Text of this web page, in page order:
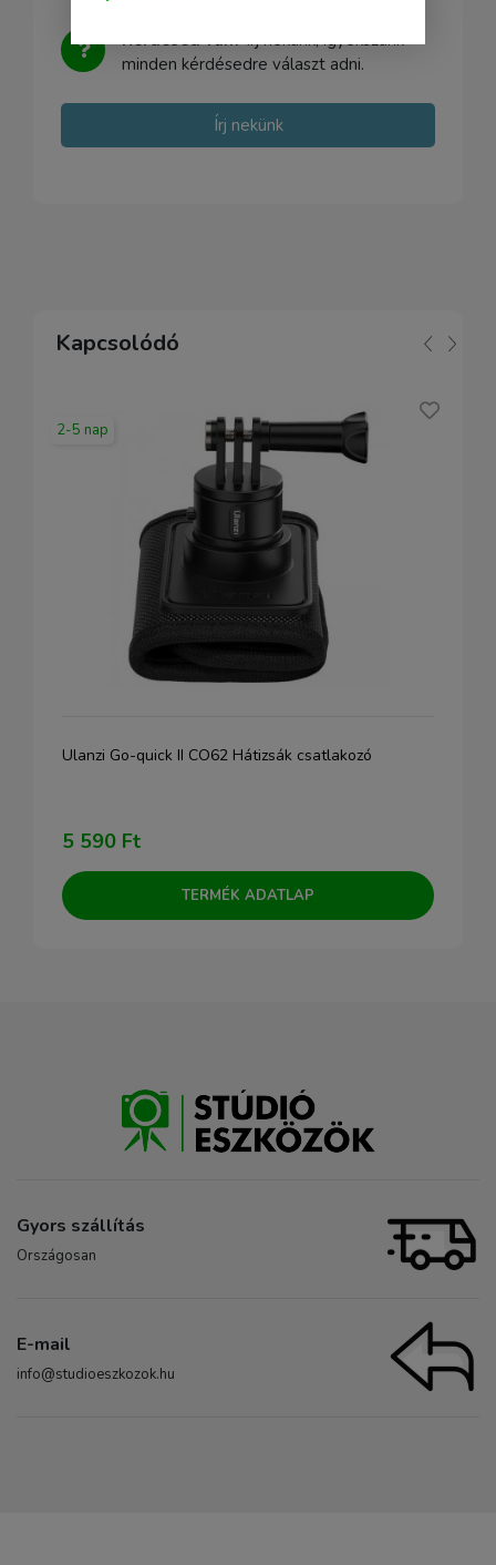
Kérdésed van?Írj nekünk, igyekszünk
minden kérdésedre választ adni.
Írj nekünk
Kapcsolódó
2-5 nap
Ulanzi Go-quick II CO62 Hátizsák csatlakozó
5 590 Ft
TERMÉK ADATLAP
Gyors szállítás
Országosan
E-mail
info@studioeszkozok.hu